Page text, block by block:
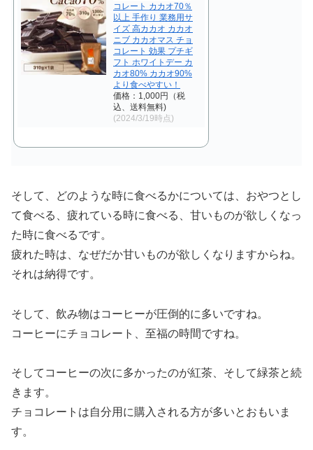
コレート カカオ70％
以上 手作り 業務用サ
イズ 高カカオ カカオ
ニブ カカオマス チョ
コレート 効果 プチギ
フト ホワイトデー カ
カオ80% カカオ90%
より食べやすい！
価格：1,000円（税
込、送料無料)
(2024/3/19時点)
そして、どのような時に食べるかについては、おやつとし
て食べる、疲れている時に食べる、甘いものが欲しくなっ
た時に食べるです。
疲れた時は、なぜだか甘いものが欲しくなりますからね。
それは納得です。
そして、飲み物はコーヒーが圧倒的に多いですね。
コーヒーにチョコレート、至福の時間ですね。
そしてコーヒーの次に多かったのが紅茶、そして緑茶と続
きます。
チョコレートは自分用に購入される方が多いとおもいま
す。